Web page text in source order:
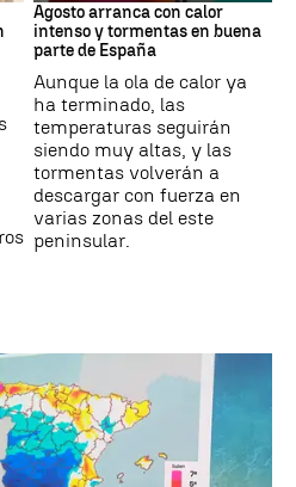
Agosto arranca con calor
intenso y tormentas en buena
parte de España
Aunque la ola de calor ya
ha terminado, las
temperaturas seguirán
siendo muy altas, y las
tormentas volverán a
descargar con fuerza en
varias zonas del este
peninsular.